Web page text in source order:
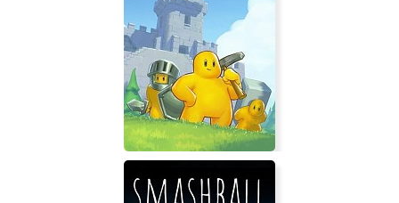
Frog Detective 3: Corruption at
Cowboy County